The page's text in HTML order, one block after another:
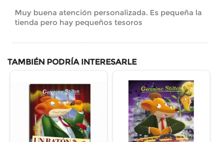
Muy buena atención personalizada. Es pequeña la
tienda pero hay pequeños tesoros
TAMBIÉN PODRÍA INTERESARLE